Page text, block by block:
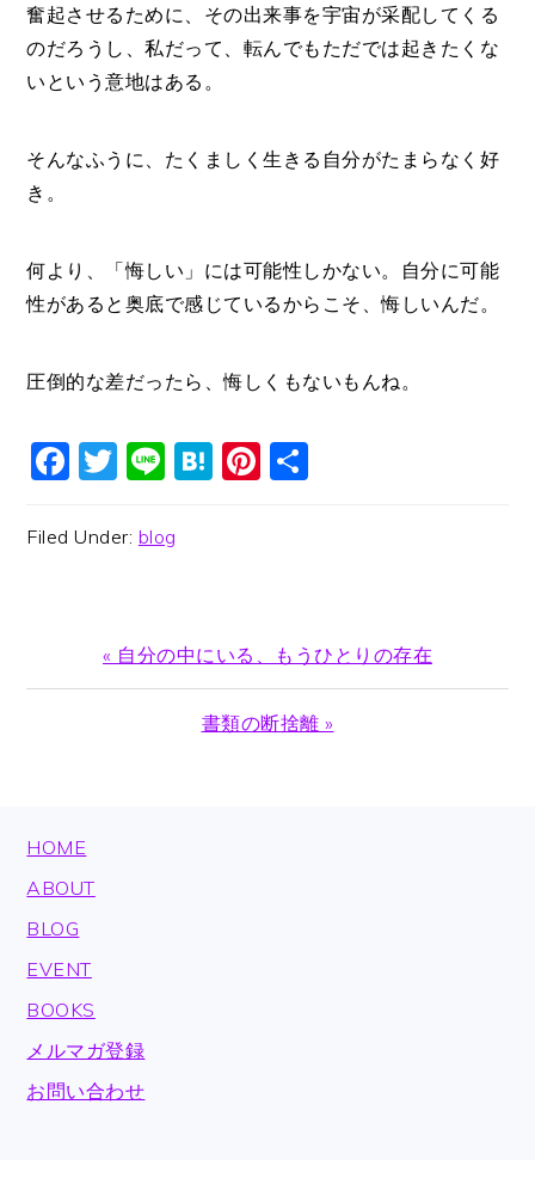
奮起させるために、その出来事を宇宙が采配してくる
のだろうし、私だって、転んでもただでは起きたくな
いという意地はある。
そんなふうに、たくましく生きる自分がたまらなく好
き。
何より、「悔しい」には可能性しかない。自分に可能
性があると奥底で感じているからこそ、悔しいんだ。
圧倒的な差だったら、悔しくもないもんね。
Facebook
Twitter
LineHatena
Pinterest
Filed Under: blog
Previous
Post:
« 自分の中にいる、もうひとりの存在
Next
書類の断捨離 »
FOOTER
HOME
ABOUT
BLOG
EVENT
BOOKS
メルマガ登録
お問い合わせ